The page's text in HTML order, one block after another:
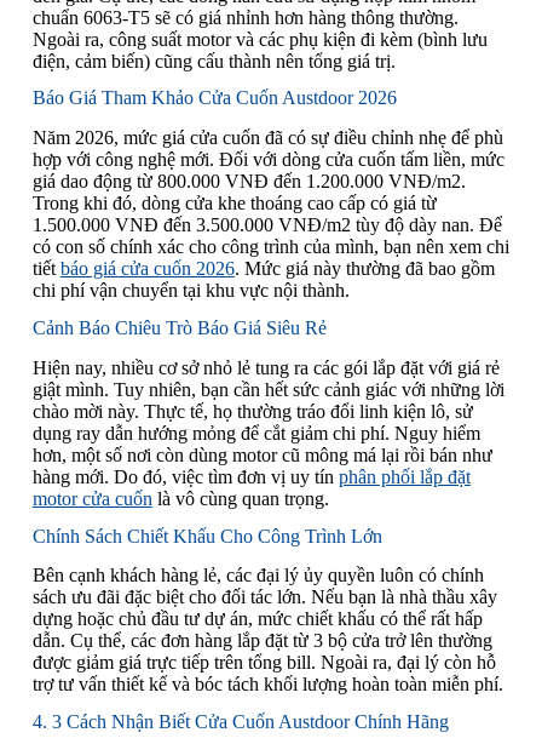
chuẩn 6063-T5 sẽ có giá nhỉnh hơn hàng thông thường.
Ngoài ra, công suất motor và các phụ kiện đi kèm (bình lưu
điện, cảm biến) cũng cấu thành nên tổng giá trị.
Báo Giá Tham Khảo Cửa Cuốn Austdoor 2026
Năm 2026, mức giá cửa cuốn đã có sự điều chỉnh nhẹ để phù
hợp với công nghệ mới. Đối với dòng cửa cuốn tấm liền, mức
giá dao động từ 800.000 VNĐ đến 1.200.000 VNĐ/m2.
Trong khi đó, dòng cửa khe thoáng cao cấp có giá từ
1.500.000 VNĐ đến 3.500.000 VNĐ/m2 tùy độ dày nan. Để
có con số chính xác cho công trình của mình, bạn nên xem chi
tiết báo giá cửa cuốn 2026. Mức giá này thường đã bao gồm
chi phí vận chuyển tại khu vực nội thành.
Cảnh Báo Chiêu Trò Báo Giá Siêu Rẻ
Hiện nay, nhiều cơ sở nhỏ lẻ tung ra các gói lắp đặt với giá rẻ
giật mình. Tuy nhiên, bạn cần hết sức cảnh giác với những lời
chào mời này. Thực tế, họ thường tráo đổi linh kiện lô, sử
dụng ray dẫn hướng mỏng để cắt giảm chi phí. Nguy hiểm
hơn, một số nơi còn dùng motor cũ mông má lại rồi bán như
hàng mới. Do đó, việc tìm đơn vị uy tín phân phối lắp đặt
motor cửa cuốn là vô cùng quan trọng.
Chính Sách Chiết Khấu Cho Công Trình Lớn
Bên cạnh khách hàng lẻ, các đại lý ủy quyền luôn có chính
sách ưu đãi đặc biệt cho đối tác lớn. Nếu bạn là nhà thầu xây
dựng hoặc chủ đầu tư dự án, mức chiết khấu có thể rất hấp
dẫn. Cụ thể, các đơn hàng lắp đặt từ 3 bộ cửa trở lên thường
được giảm giá trực tiếp trên tổng bill. Ngoài ra, đại lý còn hỗ
trợ tư vấn thiết kế và bóc tách khối lượng hoàn toàn miễn phí.
4. 3 Cách Nhận Biết Cửa Cuốn Austdoor Chính Hãng